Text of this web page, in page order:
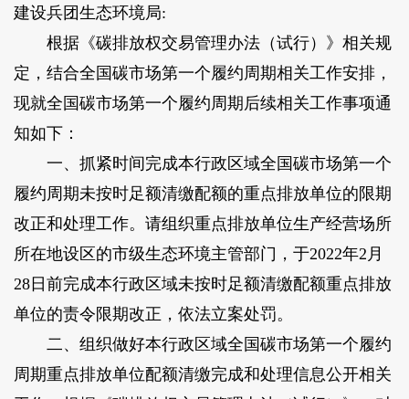
建设兵团生态环境局:
根据《碳排放权交易管理办法（试行）》相关规
定，结合全国碳市场第一个履约周期相关工作安排，
现就全国碳市场第一个履约周期后续相关工作事项通
知如下：
一、抓紧时间完成本行政区域全国碳市场第一个
履约周期未按时足额清缴配额的重点排放单位的限期
改正和处理工作。请组织重点排放单位生产经营场所
所在地设区的市级生态环境主管部门，于2022年2月
28日前完成本行政区域未按时足额清缴配额重点排放
单位的责令限期改正，依法立案处罚。
二、组织做好本行政区域全国碳市场第一个履约
周期重点排放单位配额清缴完成和处理信息公开相关